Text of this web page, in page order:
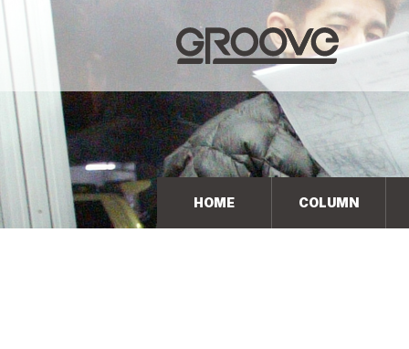
Groove 自転車 カフェ 輸入車・国産車のチューニン
グ/販売
HOME COLUMN